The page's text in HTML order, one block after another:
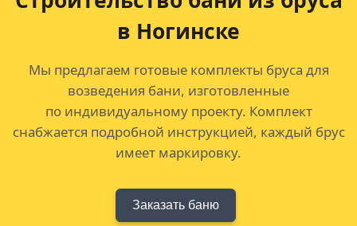
в Ногинске
Мы предлагаем готовые комплекты бруса для
возведения бани, изготовленные
по индивидуальному проекту. Комплект
снабжается подробной инструкцией, каждый брус
имеет маркировку.
Заказать баню